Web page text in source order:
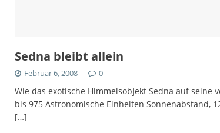
Sedna bleibt allein
Februar 6, 2008 0
Wie das exotische Himmelsobjekt Sedna auf
bis 975 Astronomische Einheiten Sonnenabstand,
[…]